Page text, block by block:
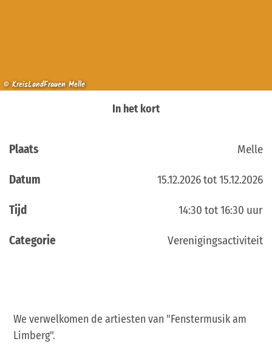
© KreisLandFrauen Melle
In het kort
Plaats Melle
Datum 15.12.2026 tot 15.12.2026
Tijd 14:30 tot 16:30 uur
Categorie Verenigingsactiviteit
We verwelkomen de artiesten van "Fenstermusik am
Limberg".